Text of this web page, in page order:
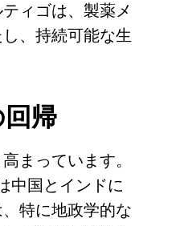
ィゴは、製薬メ
、持続可能な生
帰
まっています。
中国とインドに
特に地政学的な